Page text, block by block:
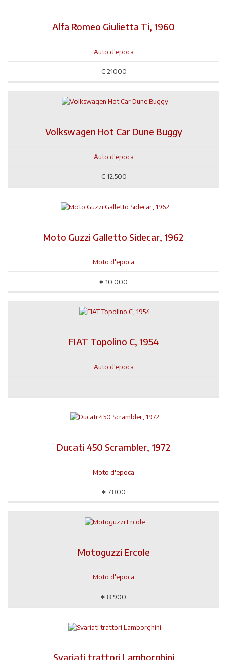
Alfa Romeo Giulietta Ti, 1960
Auto d'epoca
€ 21000
Volkswagen Hot Car Dune Buggy
Auto d'epoca
€ 12.500
Moto Guzzi Galletto Sidecar, 1962
Moto d'epoca
€10.000
FIAT Topolino C, 1954
Auto d'epoca
---
Ducati 450 Scrambler, 1972
Moto d'epoca
€ 7.800
Motoguzzi Ercole
Moto d'epoca
€ 8.900
Svariati trattori Lamborghini